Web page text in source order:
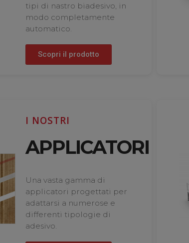
tipi di nastro biadesivo, in
modo completamente
automatico.
Scopri il prodotto
I NOSTRI
APPLICATORI
Una vasta gamma di
applicatori progettati per
adattarsi a numerose e
differenti tipologie di
adesivo.